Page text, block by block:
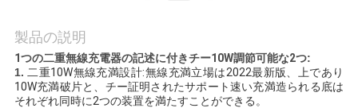
達
に
製品の説明
1つの二重無線充電器の記述に付きチー10W調節可能な2つ:
1.二重10W無線充満設計:無線充満立場は2022最新版、上であり
10W充満破片と、チー証明されたサポート速い充満造られる底は
それぞれ同時に2つの装置を満たすことができる。